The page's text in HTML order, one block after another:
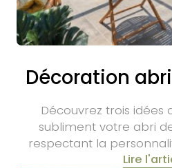
Décoration
Découvrez trois idées
subliment votre abri
respectant la
Lire